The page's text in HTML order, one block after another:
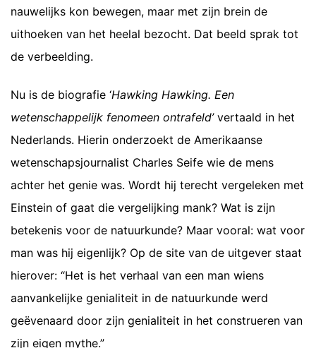
nauwelijks kon bewegen, maar met zijn brein de
uithoeken van het heelal bezocht. Dat beeld sprak tot
de verbeelding.
Nu is de biografie ‘Hawking Hawking. Een
wetenschappelijk fenomeen ontrafeld’ vertaald in het
Nederlands. Hierin onderzoekt de Amerikaanse
wetenschapsjournalist Charles Seife wie de mens
achter het genie was. Wordt hij terecht vergeleken met
Einstein of gaat die vergelijking mank? Wat is zijn
betekenis voor de natuurkunde? Maar vooral: wat voor
man was hij eigenlijk? Op de site van de uitgever staat
hierover: “Het is het verhaal van een man wiens
aanvankelijke genialiteit in de natuurkunde werd
geëvenaard door zijn genialiteit in het construeren van
zijn eigen mythe.”